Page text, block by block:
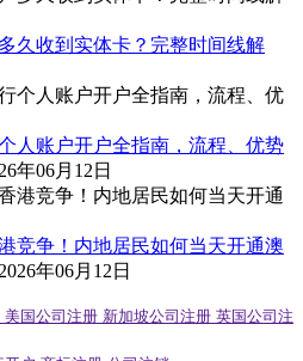
久收到实体卡？完整时间线解
人账户开户全指南，流程、优势
年06月12日
竞争！内地居民如何当天开通澳
2026年06月12日
美国公司注册 新加坡公司注册 英国公司注